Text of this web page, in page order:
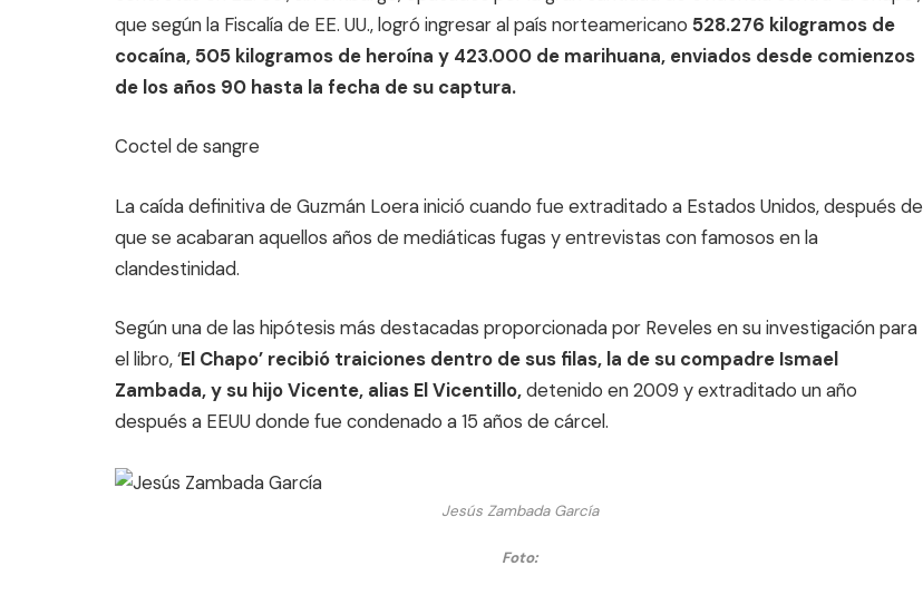
que según la Fiscalía de EE. UU., logró ingresar al país norteamericano 528.276 kilogramos de
cocaína, 505 kilogramos de heroína y 423.000 de marihuana, enviados desde comienzos
de los años 90 hasta la fecha de su captura.
Coctel de sangre
La caída definitiva de Guzmán Loera inició cuando fue extraditado a Estados Unidos, después de
que se acabaran aquellos años de mediáticas fugas y entrevistas con famosos en la
clandestinidad.
Según una de las hipótesis más destacadas proporcionada por Reveles en su investigación para
el libro, ‘El Chapo’ recibió traiciones dentro de sus filas, la de su compadre Ismael
Zambada, y su hijo Vicente, alias El Vicentillo,detenido en 2009 y extraditado un año
después a EEUU donde fue condenado a 15 años de cárcel.
Jesús Zambada García
Foto: